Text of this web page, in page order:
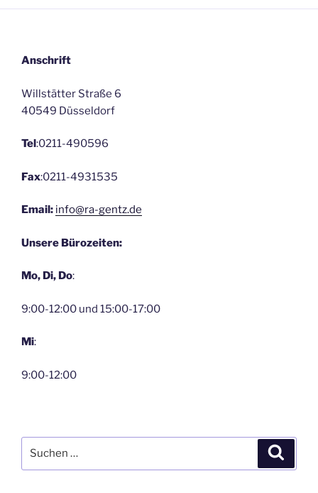
Anschrift
Willstätter Straße 6
40549 Düsseldorf
Tel:0211-490596
Fax:0211-4931535
Email: info@ra-gentz.de
Unsere Bürozeiten:
Mo, Di, Do:
9:00-12:00 und 15:00-17:00
Mi:
9:00-12:00
nach: